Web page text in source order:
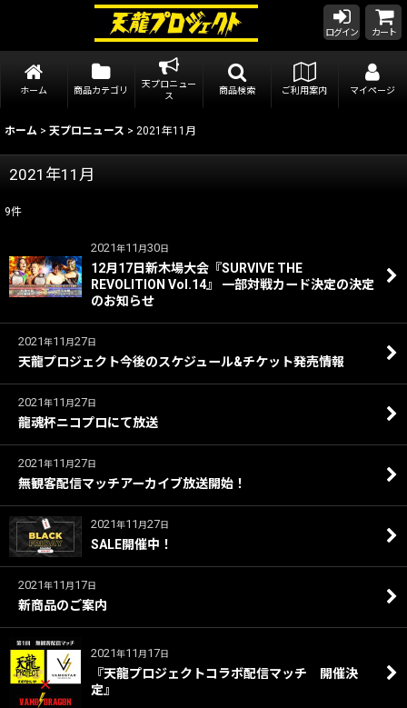
ログイン カート
ホーム 商品カテゴリ
天プロニュー
ス
商品検索 ご利用案内 マイページ
ホーム > 天プロニュース > 2021年11月
2021年11月
9件
2021年11月30日
12月17日新木場大会『SURVIVE THE
REVOLITION Vol.14』 一部対戦カード決定の決定
のお知らせ
2021年11月27日
天龍プロジェクト今後のスケジュール&チケット発売情報
2021年11月27日
龍魂杯ニコプロにて放送
2021年11月27日
無観客配信マッチアーカイブ放送開始！
2021年11月27日
SALE開催中！
2021年11月 17日
新商品のご案内
2021年11月 17日
『天龍プロジェクトコラボ配信マッチ 開催決
定』